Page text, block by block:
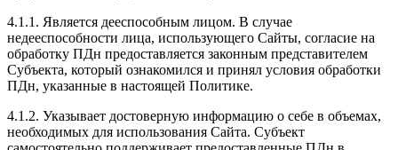
4.1.1. Является дееспособным лицом. В случае
недееспособности лица, использующего Сайты, согласие на
обработку ПДн предоставляется законным представителем
Субъекта, который ознакомился и принял условия обработки
ПДн, указанные в настоящей Политике.
4.1.2. Указывает достоверную информацию о себе в объемах,
необходимых для использования Сайта. Субъект